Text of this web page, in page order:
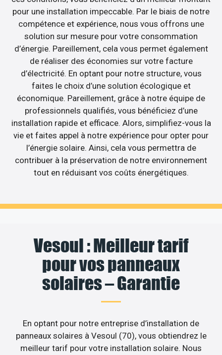
pour une installation impeccable. Par le biais de notre
compétence et expérience, nous vous offrons une
solution sur mesure pour votre consommation
d’énergie. Pareillement, cela vous permet également
de réaliser des économies sur votre facture
d’électricité. En optant pour notre structure, vous
faites le choix d’une solution écologique et
économique. Pareillement, grâce à notre équipe de
professionnels qualifiés, vous bénéficiez d’une
installation rapide et efficace. Alors, simplifiez-vous la
vie et faites appel à notre expérience pour opter pour
l’énergie solaire. Ainsi, cela vous permettra de
contribuer à la préservation de notre environnement
tout en réduisant vos coûts énergétiques.
Vesoul : Meilleur tarif
pour vos panneaux
solaires – Garantie
En optant pour notre entreprise d’installation de
panneaux solaires à Vesoul (70), vous obtiendrez le
meilleur tarif pour votre installation solaire. Nous